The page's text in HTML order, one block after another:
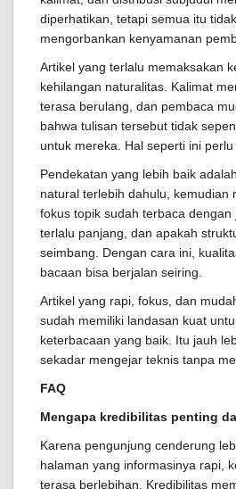
diperhatikan, tetapi semua itu
mengorbankan kenyamanan
Artikel yang terlalu memaksakan
kehilangan naturalitas. Kalimat
terasa berulang, dan pembaca
bahwa tulisan tersebut tidak
untuk mereka. Hal seperti ini
Pendekatan yang lebih baik
natural terlebih dahulu, kemudian
fokus topik sudah terbaca
terlalu panjang, dan apakah
seimbang. Dengan cara ini,
bacaan bisa berjalan seiring.
Artikel yang rapi, fokus, dan
sudah memiliki landasan kuat
keterbacaan yang baik. Itu jauh
sekadar mengejar teknis tanpa
FAQ
Mengapa kredibilitas penting
Karena pengunjung cenderung
halaman yang informasinya rapi,
terasa berlebihan. Kredibilitas